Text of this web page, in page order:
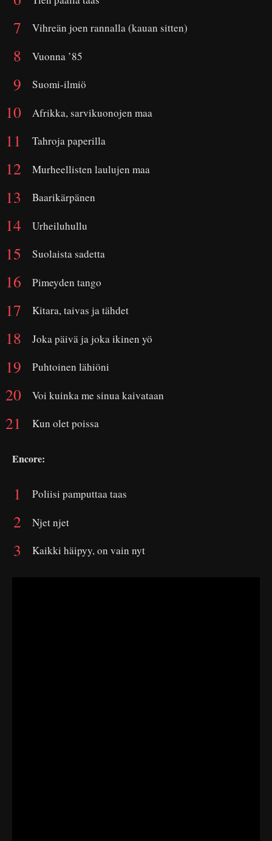
Vihreän joen rannalla (kauan sitten)
Vuonna ’85
Suomi-ilmiö
Afrikka, sarvikuonojen maa
Tahroja paperilla
Murheellisten laulujen maa
Baarikärpänen
Urheiluhullu
Suolaista sadetta
Pimeyden tango
Kitara, taivas ja tähdet
Joka päivä ja joka ikinen yö
Puhtoinen lähiöni
Voi kuinka me sinua kaivataan
Kun olet poissa
Encore:
Poliisi pamputtaa taas
Njet njet
Kaikki häipyy, on vain nyt